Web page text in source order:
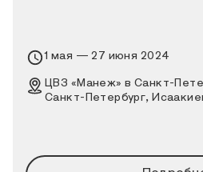
Время проведения
1 мая — 27 июня 2024
Место проведения
ЦВЗ «Манеж» в Санкт-
Санкт-Петербург,